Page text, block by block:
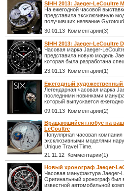
SIHH 2013: Jaeger-LeCoultre
На ежегодной часовой
представила эксклюзивную
получивших название
30.01.13 Комментарии(3)
SIHH 2013: Jaeger-LeCoultre
Часовая марка Jaeger-
представила новую модель
которая была разработана
23.01.13 Комментарии(1)
Ежегодный
Легендарная часовая марка
последними новинками
который выпускается ежегодно.
09.01.13 Комментарии(2)
Вращающийся глобус на
LeCoultre
Популярная часовая
эксклюзивными моделями
Unique Travel Time.
21.11.12 Комментарии(1)
Новый хронограф Jaeger-
Часовая мануфактура Jaeger-
Оригинальный хронограф был
известной автомобильной